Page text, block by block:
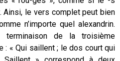
Ainsi, le vers complet peut bien
n’importe quel alexandrin.
terminaison de la troisième
: « Qui saillent ; le dos court qui